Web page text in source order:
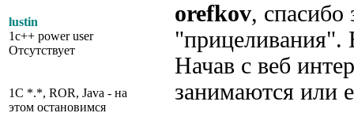
lustin
1c++ power user
Отсутствует
1C *.*, ROR, Java - на
этом остановимся
orefkov, спасибо
"прицеливания".
Начав с веб
занимаются или